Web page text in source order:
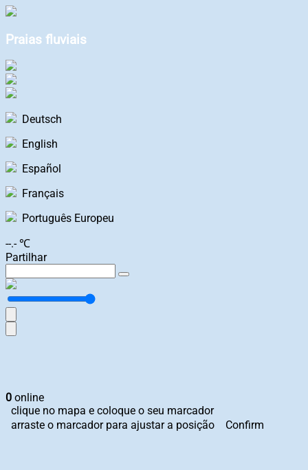
Praias fluviais
Deutsch
English
Español
Français
Português Europeu
--.- ℃
Partilhar
0 online
clique no mapa e coloque o seu marcador
arraste o marcador para ajustar a posição
Confirm